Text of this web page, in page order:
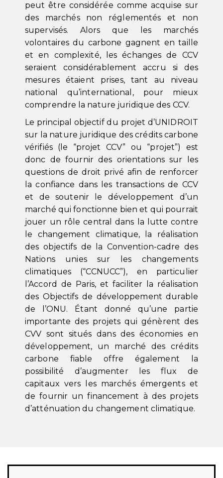
peut être considérée comme acquise sur
des marchés non réglementés et non
supervisés. Alors que les marchés
volontaires du carbone gagnent en taille
et en complexité, les échanges de CCV
seraient considérablement accru si des
mesures étaient prises, tant au niveau
national qu’international, pour mieux
comprendre la nature juridique des CCV.
Le principal objectif du projet d’UNIDROIT
sur la nature juridique des crédits carbone
vérifiés (le “projet CCV” ou “projet”) est
donc de fournir des orientations sur les
questions de droit privé afin de renforcer
la confiance dans les transactions de CCV
et de soutenir le développement d’un
marché qui fonctionne bien et qui pourrait
jouer un rôle central dans la lutte contre
le changement climatique, la réalisation
des objectifs de la Convention-cadre des
Nations unies sur les changements
climatiques (“CCNUCC”), en particulier
l’Accord de Paris, et faciliter la réalisation
des Objectifs de développement durable
de l’ONU. Étant donné qu’une partie
importante des projets qui génèrent des
CVV sont situés dans des économies en
développement, un marché des crédits
carbone fiable offre également la
possibilité d’augmenter les flux de
capitaux vers les marchés émergents et
de fournir un financement à des projets
d’atténuation du changement climatique.